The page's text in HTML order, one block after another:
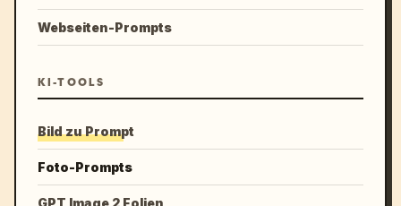
Webseiten-Prompts
KI-TOOLS
Bild zu Prompt
Foto-Prompts
GPT Image 2 Folien